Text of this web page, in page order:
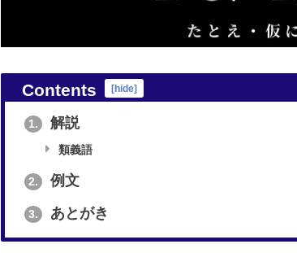
Contents [hide]
1. 解説
類義語
2. 例文
3. あとがき